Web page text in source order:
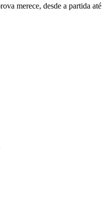
merece, desde a partida até